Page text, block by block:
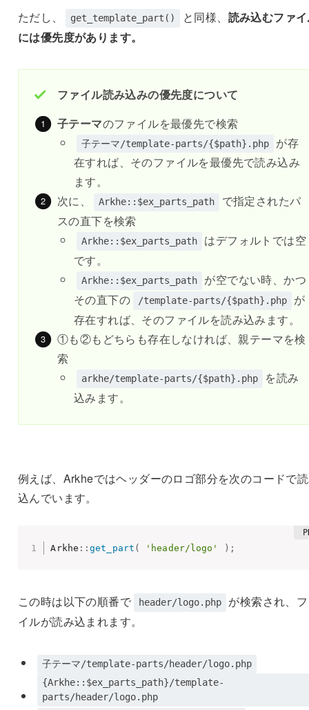
ただし、 get_template_part() と同様、 読み込むファ
には優先度があります。
ファイル読み込みの優先度について
子テーマのファイルを最優先で検索
子テーマ/template-parts/{$path}.php
が存
在すれば、そのファイルを最優先で読み込み
ます。
次に、
Arkhe::$ex_parts_path
で指定されたパ
スの直下を検索
Arkhe::$ex_parts_path
はデフォルトでは空
です。
Arkhe::$ex_parts_path
が空でない時、かつ
その直下の
/template-parts/{$path}.php
が
存在すれば、そのファイルを読み込みます。
①も②もどちらも存在しなければ、親テーマを検
索
arkhe/template-parts/{$path}.php
を読み
込みます。
例えば、Arkheではヘッダーのロゴ部分を次のコードで
込んでいます。
Arkhe : :get_part ( 'header/logo' ) ;
この時は以下の順番で header/logo.php
が検索され、
イルが読み込まれます。
子テーマ/template-parts/header/logo.php
{Arkhe::$ex_parts_path}/template-
parts/header/logo.php